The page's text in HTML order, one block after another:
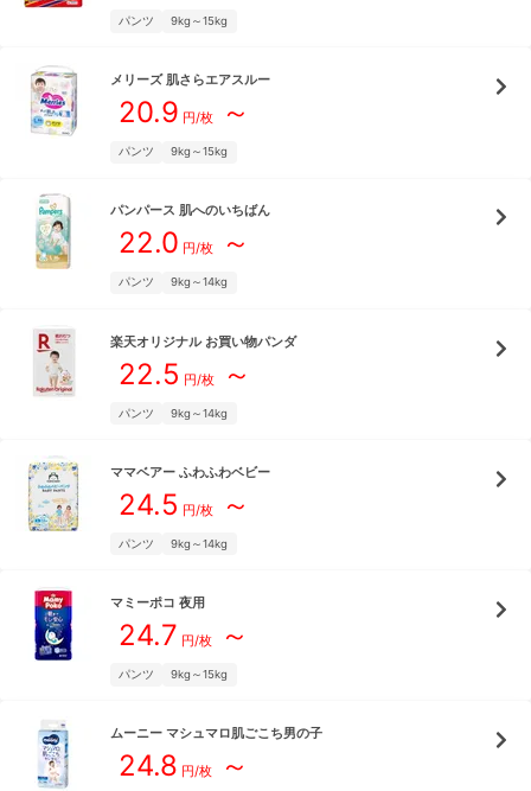
パンツ 9kg～15kg
メリーズ 肌さらエアスルー
20.9 円/枚～
パンツ 9kg～15kg
パンパース 肌へのいちばん
22.0 円/枚～
パンツ 9kg～14kg
楽天オリジナル お買い物パンダ
22.5 円/枚～
パンツ 9kg～14kg
ママベアー ふわふわベビー
24.5 円/枚～
パンツ 9kg～14kg
マミーポコ 夜用
24.7 円/枚～
パンツ 9kg～15kg
ムーニー マシュマロ肌ごこち男の子
24.8 円/枚～